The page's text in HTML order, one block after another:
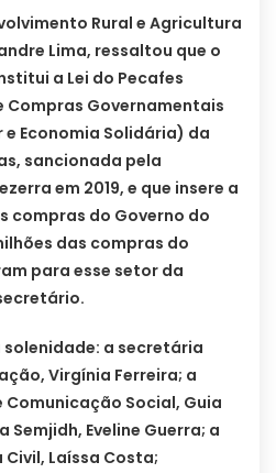
Rural e Agricultura
Lima, ressaltou que o
a Lei do Pecafes
Compras Governamentais
Economia Solidária) da
sancionada pela
em 2019, e que insere a
compras do Governo do
das compras do
para esse setor da
a secretária
Virgínia Ferreira; a
Social, Guia
Eveline Guerra; a
Laíssa Costa;